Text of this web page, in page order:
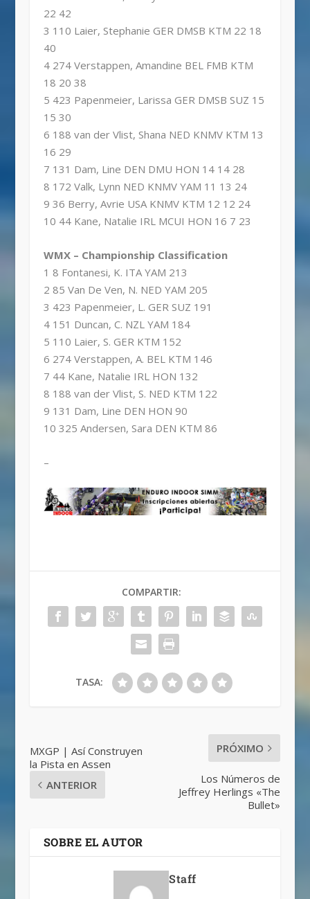
22 42
3 110 Laier, Stephanie GER DMSB KTM 22 18
40
4 274 Verstappen, Amandine BEL FMB KTM
18 20 38
5 423 Papenmeier, Larissa GER DMSB SUZ 15
15 30
6 188 van der Vlist, Shana NED KNMV KTM 13
16 29
7 131 Dam, Line DEN DMU HON 14 14 28
8 172 Valk, Lynn NED KNMV YAM 11 13 24
9 36 Berry, Avrie USA KNMV KTM 12 12 24
10 44 Kane, Natalie IRL MCUI HON 16 7 23
WMX – Championship Classification
1 8 Fontanesi, K. ITA YAM 213
2 85 Van De Ven, N. NED YAM 205
3 423 Papenmeier, L. GER SUZ 191
4 151 Duncan, C. NZL YAM 184
5 110 Laier, S. GER KTM 152
6 274 Verstappen, A. BEL KTM 146
7 44 Kane, Natalie IRL HON 132
8 188 van der Vlist, S. NED KTM 122
9 131 Dam, Line DEN HON 90
10 325 Andersen, Sara DEN KTM 86
–
COMPARTIR:
TASA:
MXGP | Así Construyen
la Pista en Assen
ANTERIOR
PRÓXIMO
Los Números de
Jeffrey Herlings «The
Bullet»
SOBRE EL AUTOR
Staff